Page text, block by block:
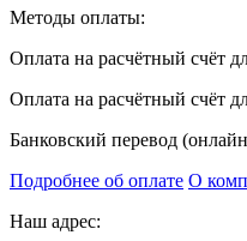
Методы оплаты:
Оплата на расчётный счёт
Оплата на расчётный счёт
Банковский перевод
Подробнее об оплате О
Наш адрес: